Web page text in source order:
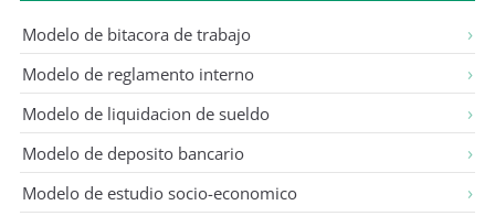
Modelo de bitacora de trabajo
Modelo de reglamento interno
Modelo de liquidacion de sueldo
Modelo de deposito bancario
Modelo de estudio socio-economico